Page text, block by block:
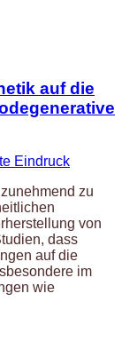
auf die
Eindruck
zu
von
dass
auf die
im
wie